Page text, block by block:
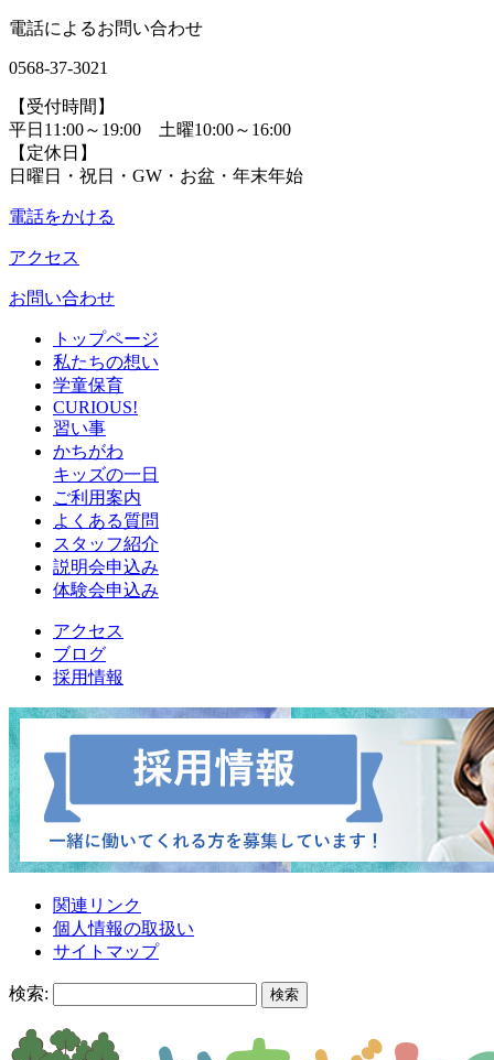
電話によるお問い合わせ
0568-37-3021
【受付時間】
平日11:00～19:00 土曜10:00～16:00
【定休日】
日曜日・祝日・GW・お盆・年末年始
電話をかける
アクセス
お問い合わせ
トップページ
私たちの想い
学童保育
CURIOUS!
習い事
かちがわ
キッズの一日
ご利用案内
よくある質問
スタッフ紹介
説明会申込み
体験会申込み
アクセス
ブログ
採用情報
関連リンク
個人情報の取扱い
サイトマップ
検索: